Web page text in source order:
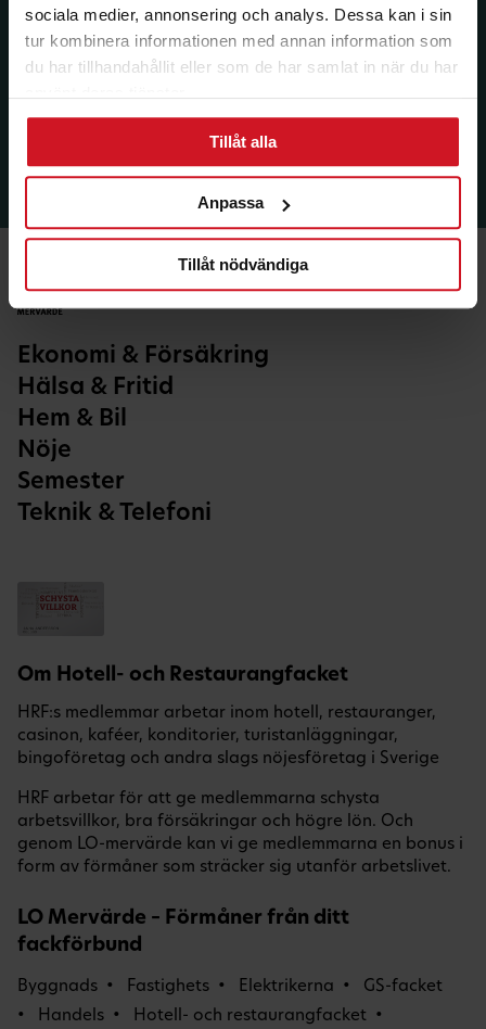
sociala medier, annonsering och analys. Dessa kan i sin
tur kombinera informationen med annan information som
du har tillhandahållit eller som de har samlat in när du har
Tillåt alla
Anpassa
Tillåt nödvändiga
Ekonomi & Försäkring
Hälsa & Fritid
Hem & Bil
Nöje
Semester
Teknik & Telefoni
Om Hotell- och Restaurangfacket
HRF:s medlemmar arbetar inom hotell, restauranger,
casinon, kaféer, konditorier, turistanläggningar,
bingoföretag och andra slags nöjesföretag i Sverige
HRF arbetar för att ge medlemmarna schysta
arbetsvillkor, bra försäkringar och högre lön. Och
genom LO-mervärde kan vi ge medlemmarna en bonus i
form av förmåner som sträcker sig utanför arbetslivet.
LO Mervärde – Förmåner från ditt
fackförbund
Byggnads Fastighets Elektrikerna
GS-facket
Handels
Hotell- och restaurangfacket